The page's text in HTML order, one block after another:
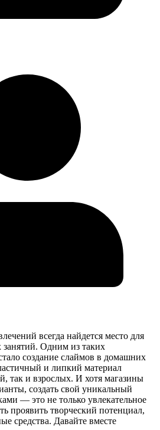
всегда найдется место для
Одним из таких
создание слаймов в домашних
и липкий материал
так и взрослых. И хотя магазины
создать свой уникальный
— это не только увлекательное
проявить творческий потенциал,
средства. Давайте вместе